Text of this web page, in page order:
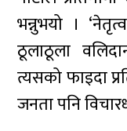
भन्नुभयो ।
ठूलाठूला
त्यसको फाइदा
जनता पनि